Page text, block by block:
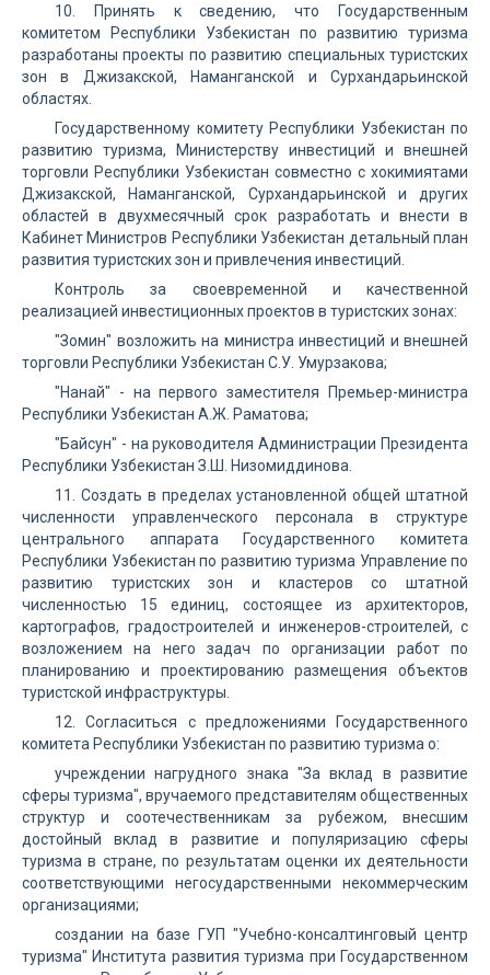
10. Принять к сведению, что Государственным
комитетом Республики Узбекистан по развитию туризма
разработаны проекты по развитию специальных туристских
зон в Джизакской, Наманганской и Сурхандарьинской
областях.
Государственному комитету Республики Узбекистан по
развитию туризма, Министерству инвестиций и внешней
торговли Республики Узбекистан совместно с хокимиятами
Джизакской, Наманганской, Сурхандарьинской и других
областей в двухмесячный срок разработать и внести в
Кабинет Министров Республики Узбекистан детальный план
развития туристских зон и привлечения инвестиций.
Контроль за своевременной и качественной
реализацией инвестиционных проектов в туристских зонах:
"Зомин" возложить на министра инвестиций и внешней
торговли Республики Узбекистан С.У. Умурзакова;
"Нанай" - на первого заместителя Премьер-министра
Республики Узбекистан А.Ж. Раматова;
"Байсун" - на руководителя Администрации Президента
Республики Узбекистан З.Ш. Низомиддинова.
11. Создать в пределах установленной общей штатной
численности управленческого персонала в структуре
центрального аппарата Государственного комитета
Республики Узбекистан по развитию туризма Управление по
развитию туристских зон и кластеров со штатной
численностью 15 единиц, состоящее из архитекторов,
картографов, градостроителей и инженеров-строителей, с
возложением на него задач по организации работ по
планированию и проектированию размещения объектов
туристской инфраструктуры.
12. Согласиться с предложениями Государственного
комитета Республики Узбекистан по развитию туризма о:
учреждении нагрудного знака "За вклад в развитие
сферы туризма", вручаемого представителям общественных
структур и соотечественникам за рубежом, внесшим
достойный вклад в развитие и популяризацию сферы
туризма в стране, по результатам оценки их деятельности
соответствующими негосударственными некоммерческим
организациями;
создании на базе ГУП "Учебно-консалтинговый центр
туризма" Института развития туризма при Государственном